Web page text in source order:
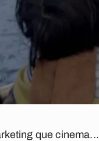
que cinema...